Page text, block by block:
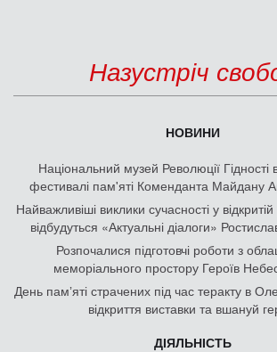
Назустріч
НОВИНИ
Національний музей Революції Гідності
фестивалі пам'яті Коменданта Майдану
Найважливіші виклики сучасності у
відбудуться «Актуальні діалоги»
Розпочалися підготовчі роботи з
меморіального простору Героїв
День памʼяті страчених під час теракту в
відкриття виставки та вшануй
ДІЯЛЬНІСТЬ